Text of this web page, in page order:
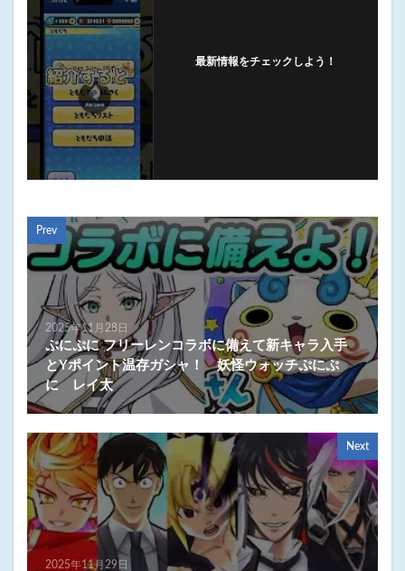
最新情報をチェックしよう！
Prev
2025年11月28日
ぷにぷに フリーレンコラボに備えて新キャラ入手
とYポイント温存ガシャ！ 妖怪ウォッチぷにぷ
に レイ太
Next
2025年11月29日